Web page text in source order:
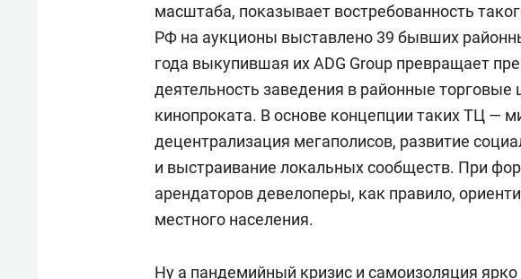
масштаба, показывает востребованность
РФ на аукционы выставлено 39 бывших
года выкупившая их ADG Group превращает
деятельность заведения в районные торговые
кинопроката. В основе концепции таких ТЦ —
децентрализация мегаполисов, развитие
и выстраивание локальных сообществ. При
арендаторов девелоперы, как правило,
местного населения.
Ну а пандемийный кризис и самоизоляция ярко